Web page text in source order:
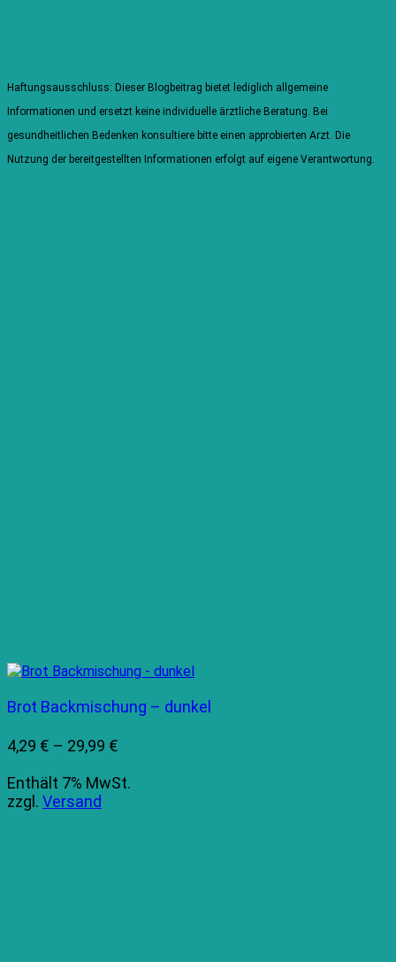
Haftungsausschluss: Dieser Blogbeitrag bietet lediglich allgemeine
Informationen und ersetzt keine individuelle ärztliche Beratung. Bei
gesundheitlichen Bedenken konsultiere bitte einen approbierten Arzt. Die
Nutzung der bereitgestellten Informationen erfolgt auf eigene Verantwortung.
Brot Backmischung – dunkel
4,29 € – 29,99 €
bis
Enthält 7% MwSt.
zzgl. Versand